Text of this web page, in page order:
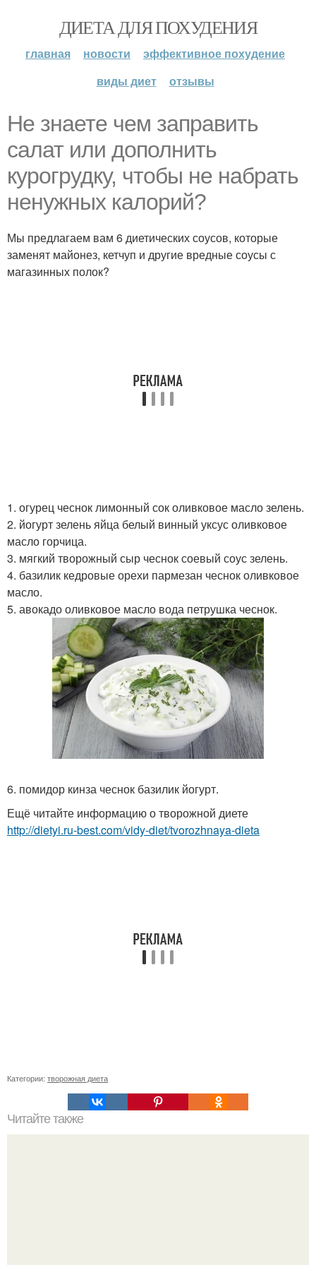
ДИЕТА ДЛЯ ПОХУДЕНИЯ
главная новости
эффективное похудение
виды диет
отзывы
Не знаете чем заправить
салат или дополнить
курогрудку, чтобы не набрать
ненужных калорий?
Мы предлагаем вам 6 диетических соусов, которые
заменят майонез, кетчуп и другие вредные соусы с
магазинных полок?
1. огурец чеснок лимонный сок оливковое масло зелень.
2. йогурт зелень яйца белый винный уксус оливковое
масло горчица.
3. мягкий творожный сыр чеснок соевый соус зелень.
4. базилик кедровые орехи пармезан чеснок оливковое
масло.
5. авокадо оливковое масло вода петрушка чеснок.
6. помидор кинза чеснок базилик йогурт.
Ещё читайте информацию о творожной диете
http://dietyi.ru-best.com/vidy-diet/tvorozhnaya-dieta
Категории: творожная диета
Читайте также